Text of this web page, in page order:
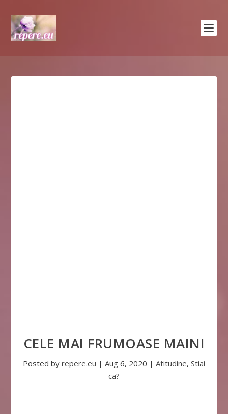
CELE MAI FRUMOASE MAINI
Posted by repere.eu | Aug 6, 2020 | Atitudine, Stiai
ca?